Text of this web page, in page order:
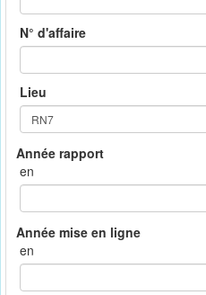
N° d'affaire
Lieu
en
en